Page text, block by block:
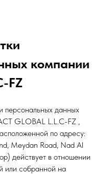
компании
FZ
персональных данных
GLOBAL L.L.C-FZ ,
по адресу:
Meydan Road, Nad Al
действует в отношении
или собранной на